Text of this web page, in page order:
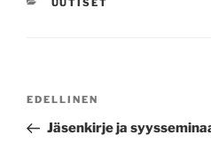
UUTISET
Edellinen
artikkeli
EDELLINEN
Jäsenkirje ja